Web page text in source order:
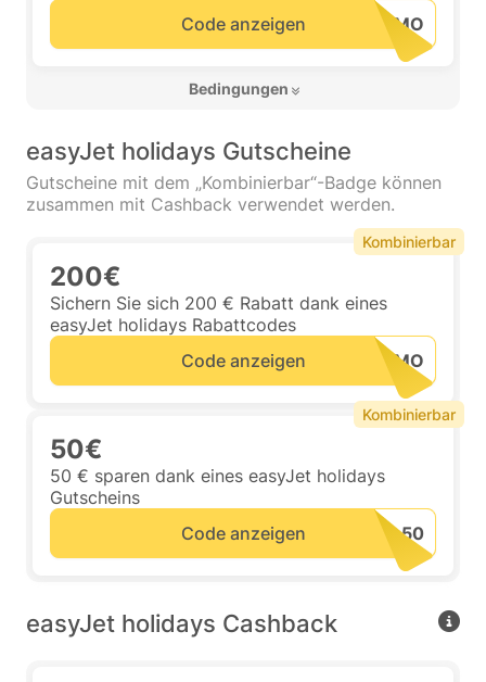
Code anzeigen
Bedingungen
easyJet holidays Gutscheine
Gutscheine mit dem „Kombinierbar“-Badge können
zusammen mit Cashback verwendet werden.
200€
Sichern Sie sich 200 € Rabatt dank eines
easyJet holidays Rabattcodes
Code anzeigen
Kombinierbar
50€
50 € sparen dank eines easyJet holidays
Gutscheins
Code anzeigen
Kombinierbar
easyJet holidays Cashback